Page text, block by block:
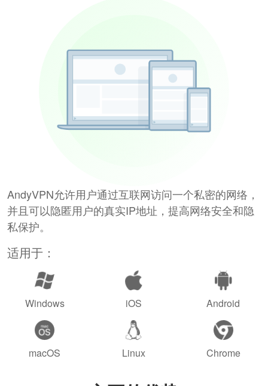
AndyVPN允许用户通过互联网访问一个私密的网络，
并且可以隐匿用户的真实IP地址，提高网络安全和隐
私保护。
适用于：
Windows iOS Android
macOS Linux Chrome